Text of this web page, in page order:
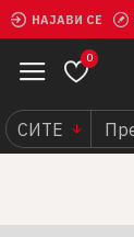
НАЈАВИ СЕ
0
СИТЕ